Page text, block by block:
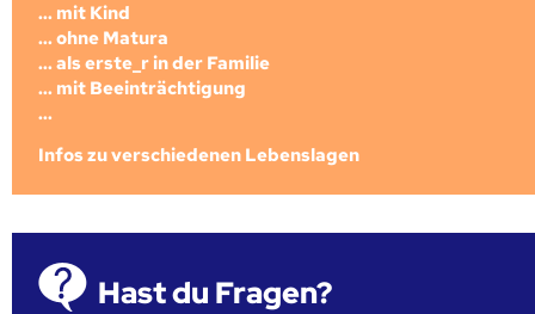
... mit Kind
... ohne Matura
... als erste_r in der Familie
... mit Beeinträchtigung
...
Infos zu verschiedenen Lebenslagen
Hast du Fragen?